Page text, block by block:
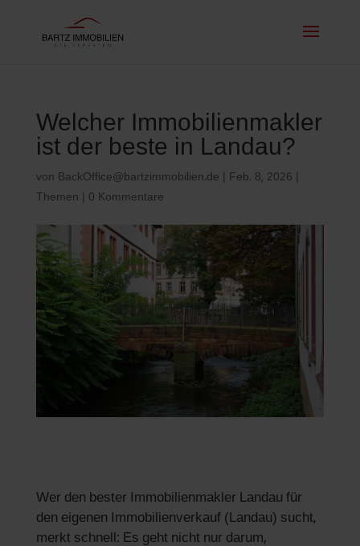
Welcher Immobilienmakler
ist der beste in Landau?
von BackOffice@bartzimmobilien.de Feb. 8, 2026
Themen
0 Kommentare
Wer den bester Immobilienmakler Landau für
den eigenen Immobilienverkauf (Landau) sucht,
merkt schnell: Es geht nicht nur darum,